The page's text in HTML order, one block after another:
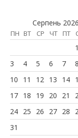
Серпень 2026
ПН ВТ СР ЧТ ПТ
1
3
4 5 6 7 8
10
11 12 13 14
17 18 19 20 21
24 25 26 27 28
31